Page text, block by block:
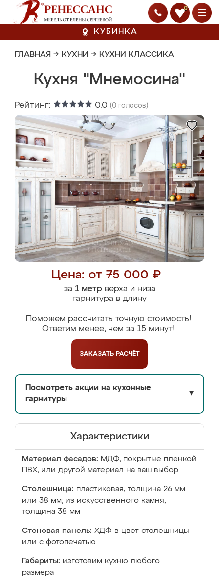
0
КУБИНКА
ГЛАВНАЯ → КУХНИ → КУХНИ КЛАССИКА
Кухня "Мнемосина"
Рейтинг: 0.0 (0 голосов)
Цена: от 75 000 ₽
за 1 метрверха и низа
гарнитура в длину
Поможем рассчитать точную стоимость!
Ответим менее, чем за 15 минут!
ЗАКАЗАТЬ РАСЧЁТ
Посмотреть акции на кухонные
гарнитуры
▼
Характеристики
Материал фасадов: МДФ, покрытые плёнкой
ПВХ, или другой материал на ваш выбор
Столешница: пластиковая, толщина 26 мм
или 38 мм; из искусственного камня,
толщина 38 мм
Стеновая панель: ХДФ в цвет столешницы
или с фотопечатью
Габариты: изготовим кухню любого
размера